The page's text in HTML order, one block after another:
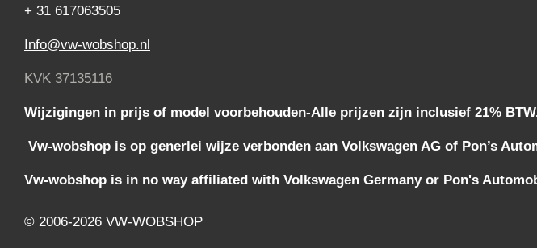
+ 31 617063505
Info@vw-wobshop.nl
KVK 37135116
Wijzigingen in prijs of model voorbehouden-Alle prijzen zijn inclusief 21%
Vw-wobshop is op generlei wijze verbonden aan Volkswagen AG of Pon’s
Vw-wobshop is in no way affiliated with Volkswagen Germany or Pon's
© 2006-2026 VW-WOBSHOP